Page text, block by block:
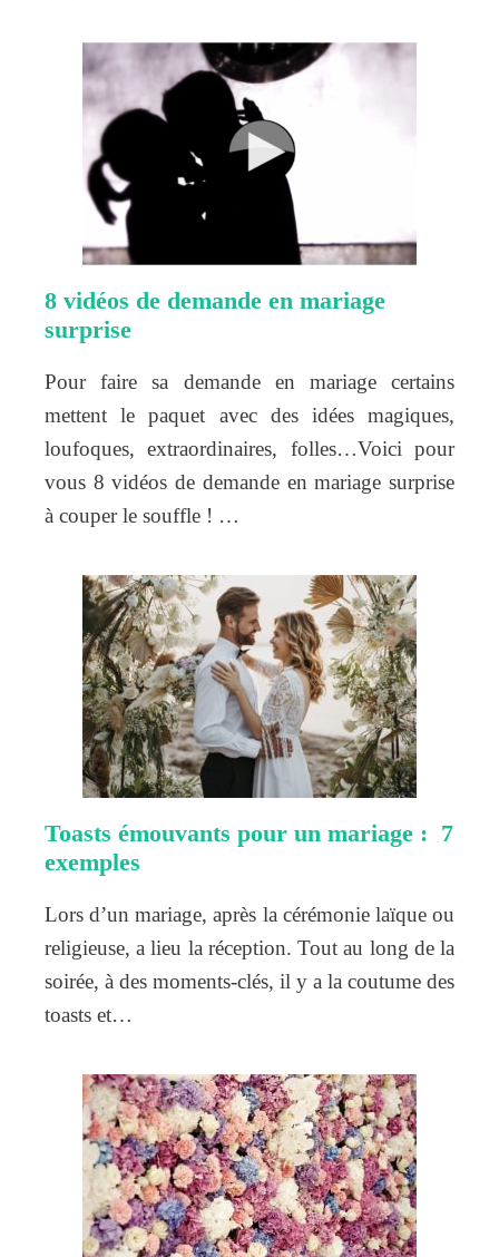
8 vidéos de demande en mariage
surprise
Pour faire sa demande en mariage certains
mettent le paquet avec des idées magiques,
loufoques, extraordinaires, folles…Voici pour
vous 8 vidéos de demande en mariage surprise
à couper le souffle ! …
Toasts émouvants pour un mariage : 7
exemples
Lors d’un mariage, après la cérémonie laïque ou
religieuse, a lieu la réception. Tout au long de la
soirée, à des moments-clés, il y a la coutume des
toasts et…